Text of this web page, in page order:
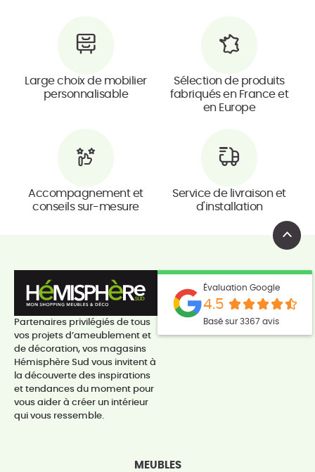
Large choix de mobilier
personnalisable
Sélection de produits
fabriqués en France et
en Europe
Accompagnement et
conseils sur-mesure
Service de livraison et
d'installation
Partenaires privilégiés de tous
vos projets d’ameublement et
de décoration, vos magasins
Hémisphère Sud vous invitent à
la découverte des inspirations
et tendances du moment pour
vous aider à créer un intérieur
qui vous ressemble.
Évaluation Google
4.5
Basé sur 3367 avis
MEUBLES